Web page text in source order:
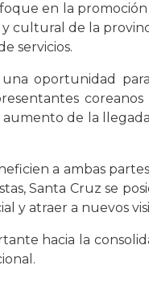
en la
cultural de la
servicios.
oportunidad para
coreanos
de la
a ambas
Santa Cruz se
y atraer a nuevos
hacia la